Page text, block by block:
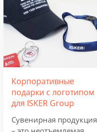
из наборов «Кофеист»,
«Christmas Sky» и
«Adora». Вглядываться
в черное, как смоль,
зимнее небо и
подмигивать в ответ
Вдыхать ягодный
аромат чая и ощущать
кислинку варенья на
языке. Остановись,
мгновение! В
Корпоративные
подарки с логотипом
для ISKER Group
Сувенирная продукция